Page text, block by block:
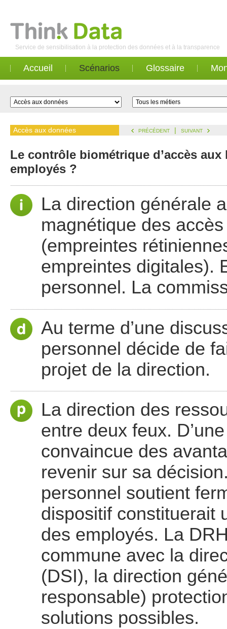
Service de sensibilisation à la protection des données et à la transparence
Accueil Scénarios Glossaire
Accès aux données PRÉCÉDENT | SUIVANT
Le contrôle biométrique d’accès
employés ?
La direction générale
magnétique des
(empreintes
empreintes digitales).
personnel. La
Au terme d’une
personnel décide de
projet de la direction.
La direction des
entre deux feux.
convaincue des
revenir sur sa
personnel soutient
dispositif constituerait
des employés. La
commune avec la
(DSI), la direction
responsable)
solutions possibles.